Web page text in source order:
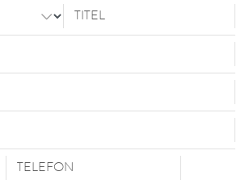
TITEL
TELEFON